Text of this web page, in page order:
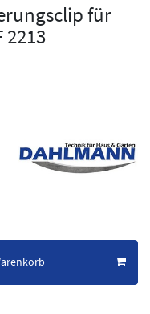
für
2213